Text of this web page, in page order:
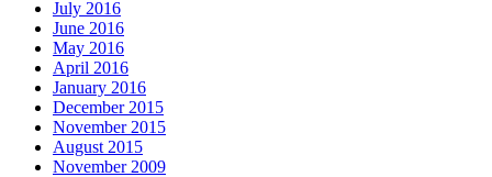
July 2016
June 2016
May 2016
April 2016
January 2016
December 2015
November 2015
August 2015
November 2009